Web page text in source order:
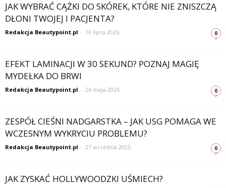
JAK WYBRAĆ CĄŻKI DO SKÓREK, KTÓRE NIE ZNISZCZĄ
DŁONI TWOJEJ I PACJENTA?
Redakcja Beautypoint.pl - 10 lipca 2026 0
EFEKT LAMINACJI W 30 SEKUND? POZNAJ MAGIĘ
MYDEŁKA DO BRWI
Redakcja Beautypoint.pl - 26 maja 2026 0
ZESPÓŁ CIEŚNI NADGARSTKA – JAK USG POMAGA WE
WCZESNYM WYKRYCIU PROBLEMU?
Redakcja Beautypoint.pl - 27 września 2025 0
JAK ZYSKAĆ HOLLYWOODZKI UŚMIECH?